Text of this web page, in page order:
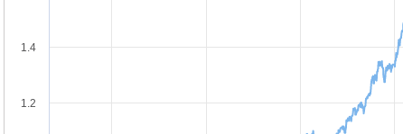
1.2
1.4